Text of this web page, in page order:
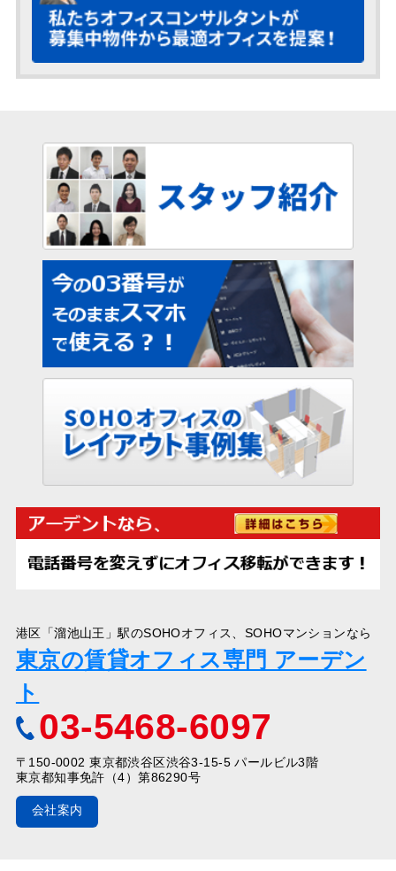
港区「溜池山王」駅のSOHOオフィス、SOHOマンションなら
東京の賃貸オフィス専門 アーデン
ト
03-5468-6097
〒150-0002 東京都渋谷区渋谷3-15-5 パールビル3階
東京都知事免許（4）第86290号
会社案内